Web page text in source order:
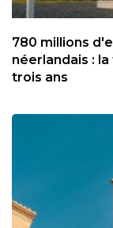
780 millions
néerlandais :
trois ans